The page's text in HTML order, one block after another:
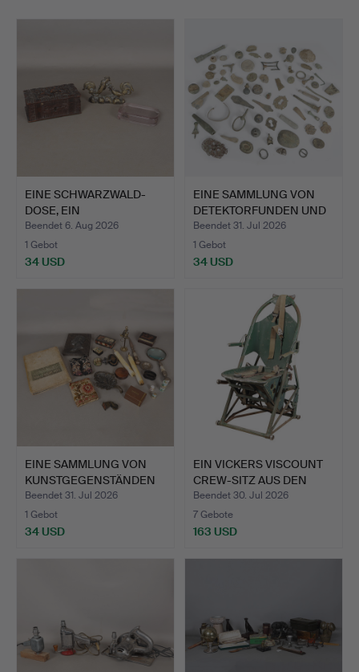
EINE SCHWARZWALD-
DOSE, EIN
BRIEFBESCHWERER…
Beendet 6. Aug 2026
1 Gebot
34 USD
EINE SAMMLUNG VON
DETEKTORFUNDEN UND
ARTEF…
Beendet 31. Jul 2026
1 Gebot
34 USD
EINE SAMMLUNG VON
KUNSTGEGENSTÄNDEN
(ANZAH…
Beendet 31. Jul 2026
1 Gebot
34 USD
EIN VICKERS VISCOUNT
CREW-SITZ AUS DEN
195…
Beendet 30. Jul 2026
7 Gebote
163 USD